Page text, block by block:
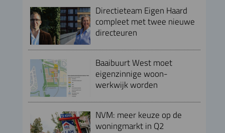
Directieteam Eigen Haard
compleet met twee nieuwe
directeuren
Baaibuurt West moet
eigenzinnige woon-
werkwijk worden
NVM: meer keuze op de
woningmarkt in Q2